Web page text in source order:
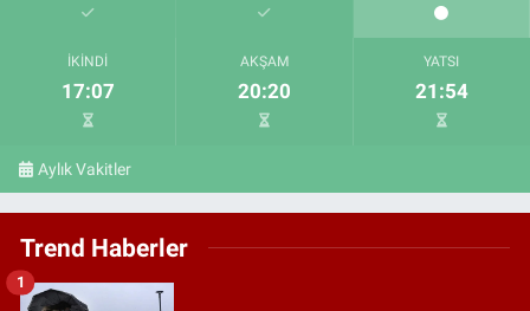
İKINDI
17:07
AKŞAM
20:20
YATSI
21:54
Aylık Vakitler
Trend Haberler
1